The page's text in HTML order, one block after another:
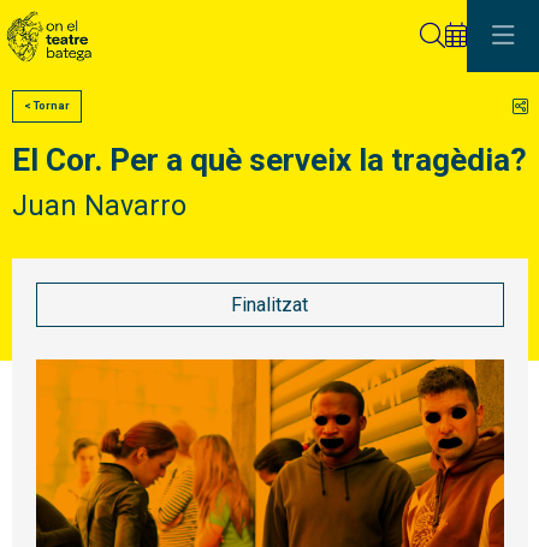
< Tornar
El Cor. Per a què serveix la tragèdia?
Juan Navarro
Finalitzat